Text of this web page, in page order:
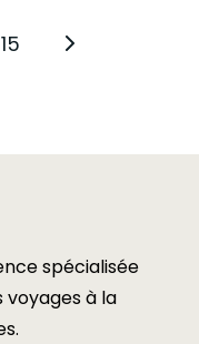
Page
15
spécialisée
voyages à la